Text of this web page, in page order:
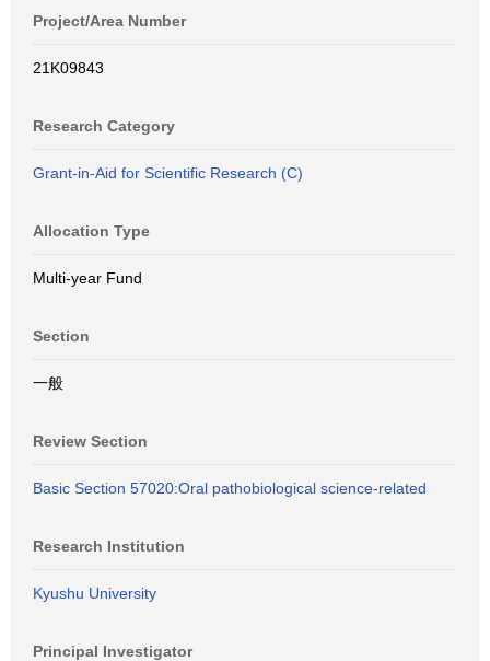
Project/Area Number
21K09843
Research Category
Grant-in-Aid for Scientific Research (C)
Allocation Type
Multi-year Fund
Section
一般
Review Section
Basic Section 57020:Oral pathobiological science-related
Research Institution
Kyushu University
Principal Investigator